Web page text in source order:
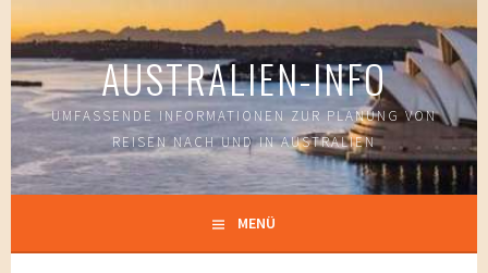
Springe
zum
Inhalt
AUSTRALIEN-INFO
UMFASSENDE INFORMATIONEN ZUR PLANUNG VON
REISEN NACH UND IN AUSTRALIEN
MENÜ